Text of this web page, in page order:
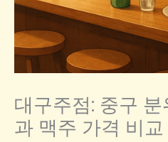
대구주점: 중구
과 맥주 가격 비